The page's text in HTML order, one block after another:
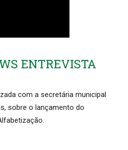
ENTREVISTA
com a secretária municipal
sobre o lançamento do